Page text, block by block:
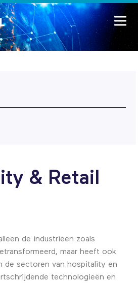
& Retail
de industrieën zoals
maar heeft ook
de sectoren van hospitality en
technologieën en